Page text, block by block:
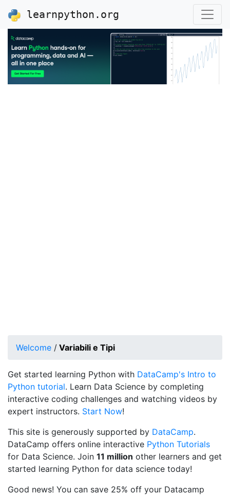
learnpython.org
Welcome / Variabili e Tipi
Get started learning Python with DataCamp's Intro to
Python tutorial. Learn Data Science by completing
interactive coding challenges and watching videos by
expert instructors. Start Now!
This site is generously supported by DataCamp.
DataCamp offers online interactive Python Tutorials
for Data Science. Join 11 million other learners and get
started learning Python for data science today!
Good news! You can save 25% off your Datacamp